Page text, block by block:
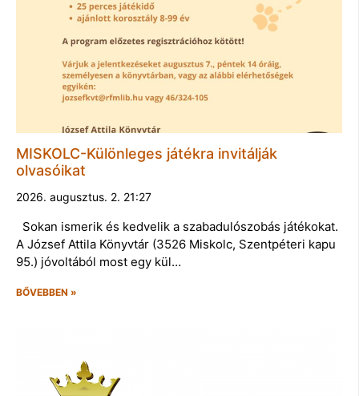
MISKOLC-Különleges játékra invitálják
olvasóikat
2026. augusztus. 2. 21:27
Sokan ismerik és kedvelik a szabadulószobás játékokat.
A József Attila Könyvtár (3526 Miskolc, Szentpéteri kapu
95.) jóvoltából most egy kül…
BŐVEBBEN »